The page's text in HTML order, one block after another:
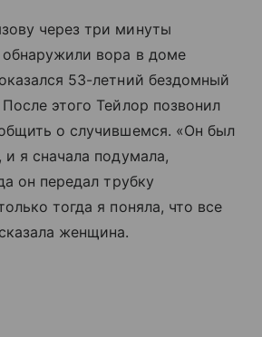
через три минуты
обнаружили вора в доме
53-летний бездомный
этого Тейлор позвонил
о случившемся. «Он был
я сначала подумала,
он передал трубку
тогда я поняла, что все
женщина.